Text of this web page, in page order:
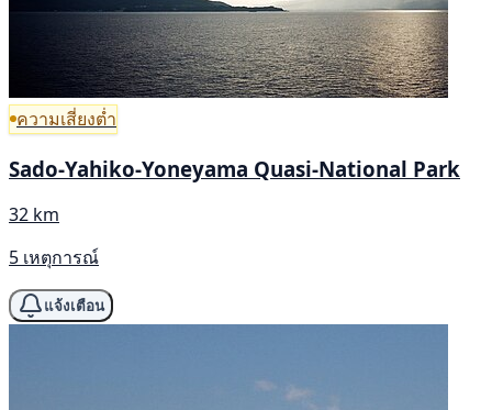
ความเสี่ยงต่ำ
Sado-Yahiko-Yoneyama Quasi-National Park
32 km
5 เหตุการณ์
แจ้งเตือน